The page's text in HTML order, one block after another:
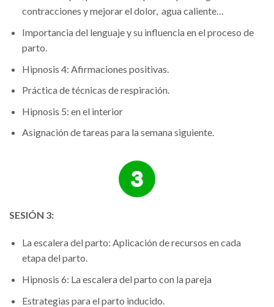
contracciones y mejorar el dolor, agua caliente…
Importancia del lenguaje y su influencia en el proceso de
parto.
Hipnosis 4: Afirmaciones positivas.
Práctica de técnicas de respiración.
Hipnosis 5: en el interior
Asignación de tareas para la semana siguiente.
SESIÓN 3:
La escalera del parto: Aplicación de recursos en cada
etapa del parto.
Hipnosis 6: La escalera del parto con la pareja
Estrategias para el parto inducido.